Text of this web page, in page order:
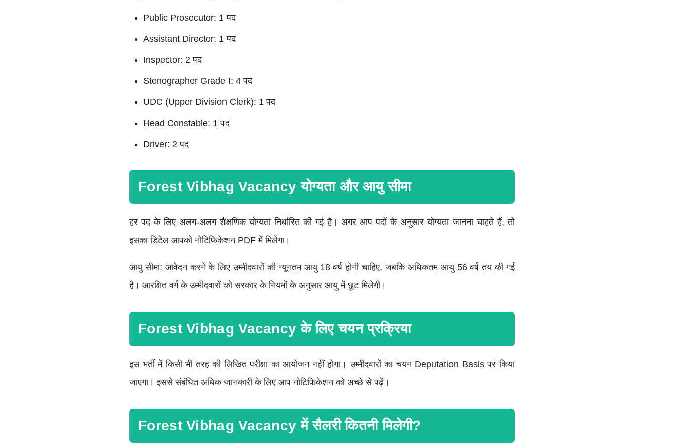
Public Prosecutor: 1 पद
Assistant Director: 1 पद
Inspector: 2 पद
Stenographer Grade I: 4 पद
UDC (Upper Division Clerk): 1 पद
Head Constable: 1 पद
Driver: 2 पद
Forest Vibhag Vacancy योग्यता और आयु सीमा
हर पद के लिए अलग-अलग शैक्षणिक योग्यता निर्धारित की गई है। अगर आप पदों के अनुसार योग्यता जानना चाहते हैं, तो
इसका डिटेल आपको नोटिफिकेशन PDF में मिलेगा।
आयु सीमा: आवेदन करने के लिए उम्मीदवारों की न्यूनतम आयु 18 वर्ष होनी चाहिए, जबकि अधिकतम आयु 56 वर्ष तय की गई
है। आरक्षित वर्ग के उम्मीदवारों को सरकार के नियमों के अनुसार आयु में छूट मिलेगी।
Forest Vibhag Vacancy के लिए चयन प्रक्रिया
इस भर्ती में किसी भी तरह की लिखित परीक्षा का आयोजन नहीं होगा। उम्मीदवारों का चयन Deputation Basis पर किया
जाएगा। इससे संबंधित अधिक जानकारी के लिए आप नोटिफिकेशन को अच्छे से पढ़ें।
Forest Vibhag Vacancy में सैलरी कितनी मिलेगी?